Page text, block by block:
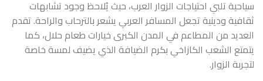
سياحية تلبي احتياجات الزوار العرب، حيث يُلاحظ وجود تشابهات
ثقافية ودينية تجعل المسافر العربي يشعر بالترحاب والراحة. تقدم
العديد من المطاعم في المدن الكبرى خيارات طعام حلال، كما
يتمتع الشعب الكازاخي بكرم الضيافة الذي يضيف لمسة خاصة
لتجربة الزوار.